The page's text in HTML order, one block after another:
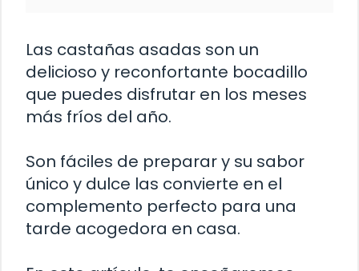
Las castañas asadas son un
delicioso y reconfortante bocadillo
que puedes disfrutar en los meses
más fríos del año.
Son fáciles de preparar y su sabor
único y dulce las convierte en el
complemento perfecto para una
tarde acogedora en casa.